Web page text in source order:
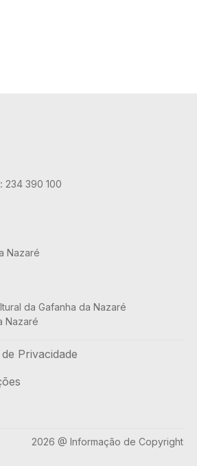
234 390 100
Nazaré
da Gafanha da Nazaré
Nazaré
Privacidade
2026 @ Informação de Copyright